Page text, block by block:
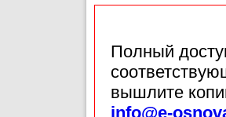
Полный
вышлите
info@e-